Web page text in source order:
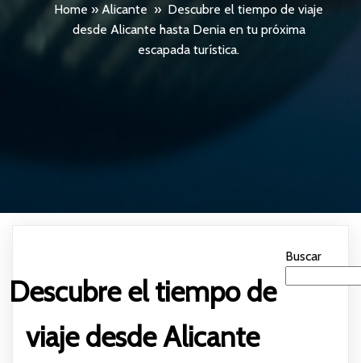
Home »Alicante » Descubre el tiempo de viaje
desde Alicante hasta Denia en tu próxima
escapada turística.
Descubre el tiempo de
viaje desde Alicante
Buscar